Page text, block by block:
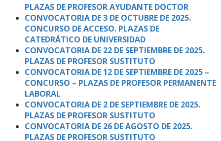
PLAZAS DE PROFESOR AYUDANTE DOCTOR
CONVOCATORIA DE 3 DE OCTUBRE DE 2025.
CONCURSO DE ACCESO. PLAZAS DE
CATEDRÁTICO DE UNIVERSIDAD
CONVOCATORIA DE 22 DE SEPTIEMBRE DE 2025.
PLAZAS DE PROFESOR SUSTITUTO
CONVOCATORIA DE 12 DE SEPTIEMBRE DE 2025 –
CONCURSO – PLAZAS DE PROFESOR PERMANENTE
LABORAL
CONVOCATORIA DE 2 DE SEPTIEMBRE DE 2025.
PLAZAS DE PROFESOR SUSTITUTO
CONVOCATORIA DE 26 DE AGOSTO DE 2025.
PLAZAS DE PROFESOR SUSTITUTO